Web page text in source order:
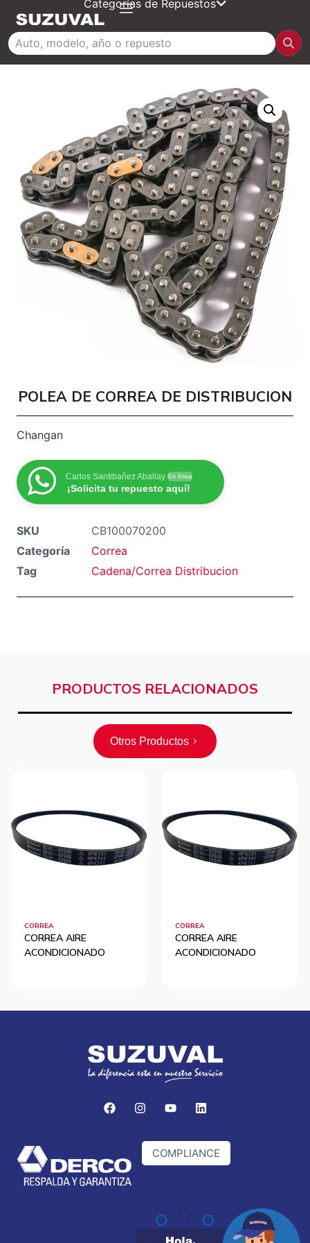
Categorías de Repuestos
POLEA DE CORREA DE DISTRIBUCION
Changan
Carlos Santibañez Aballay En línea
¡Solicita tu repuesto aquí!
SKU
CB100070200
Categoría
Correa
Tag
Cadena/Correa Distribucion
PRODUCTOS RELACIONADOS
Otros Productos
CORREA
CORREA AIRE
ACONDICIONADO
CORREA
CORREA AIRE
ACONDICIONADO
COMPLIANCE